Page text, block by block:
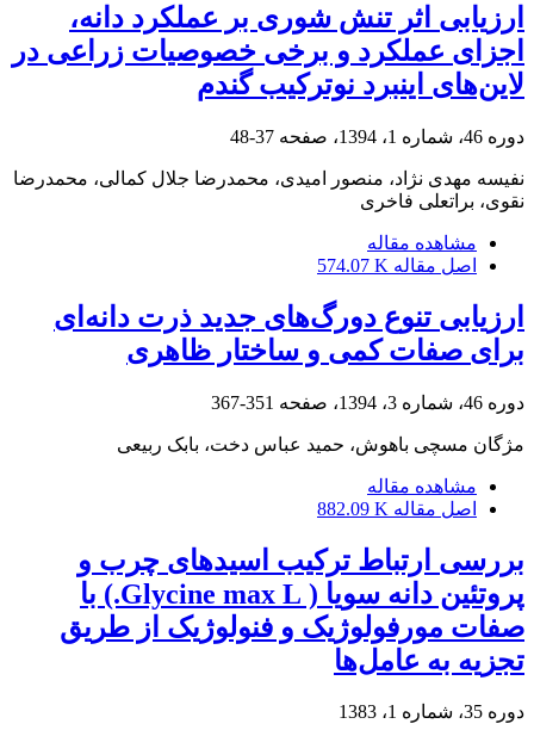
ارزیابی اثر تنش شوری بر عملکرد دانه،
اجزای عملکرد و برخی خصوصیات زراعی در
لاین‌های اینبرد نوترکیب گندم
دوره 46، شماره 1، 1394، صفحه 37-48
نفیسه مهدی نژاد، منصور امیدی، محمدرضا جلال کمالی، محمدرضا
نقوی، براتعلی فاخری
مشاهده مقاله
اصل مقاله 574.07 K
ارزیابی تنوع دورگ‌های جدید ذرت دانه‌‌ای
برای صفات کمی و ساختار ظاهری
دوره 46، شماره 3، 1394، صفحه 351-367
مژگان مسچی باهوش، حمید عباس دخت، بابک ربیعی
مشاهده مقاله
اصل مقاله 882.09 K
بررسی ارتباط ترکیب اسید‌های چرب و
پروتئین دانه سویا ( Glycine max L.) با
صفات مورفولوژیک و فنولوژیک از طریق
تجزیه به عامل‌ها
دوره 35، شماره 1، 1383